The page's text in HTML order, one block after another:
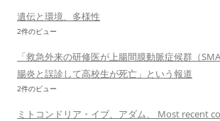
遺伝と環境、多様性
2件のビュー
「救急外来の研修医が上腸間膜動脈症候群（
腸炎と誤診して高校生が死亡」という報道
2件のビュー
ミトコンドリア・イブ、アダム、 Most recent